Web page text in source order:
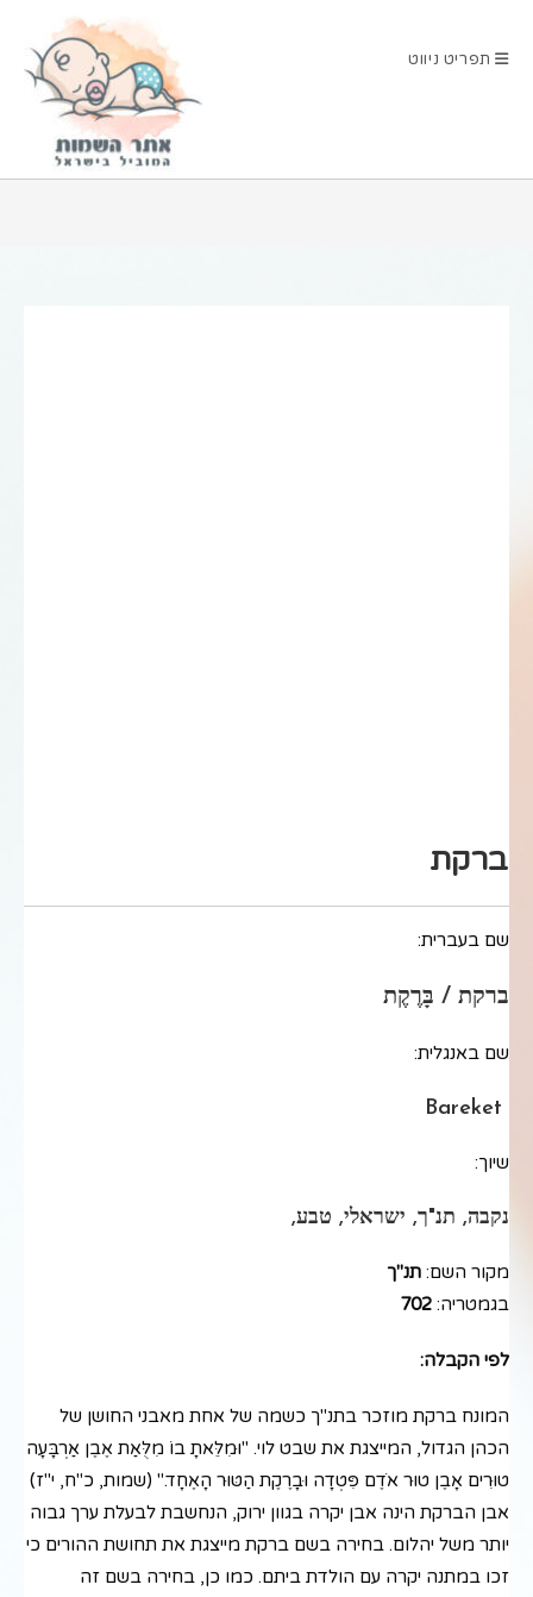
תפריט ניווט
ברקת
שם בעברית:
ברקת / בָּרֶקֶת
שם באנגלית:
שיוך:
נקבה, תנ"ך, ישראלי, טבע,
מקור השם: תנ"ך
בגמטריה: 702
לפי הקבלה:
המונח ברקת מוזכר בתנ"ך כשמה של אחת מאבני החושן של
הכהן הגדול, המייצגת את שבט לוי. "וּמִלֵּאתָ בוֹ מִלֻּאַת אֶבֶן אַרְבָּעָה
טוּרִים אָבֶן טוּר אֹדֶם פִּטְדָה וּבָרֶקֶת הַטּוּר הָאֶחָד." (שמות, כ"ח, י"ז)
אבן הברקת הינה אבן יקרה בגוון ירוק, הנחשבת לבעלת ערך גבוה
יותר משל יהלום. בחירה בשם ברקת מייצגת את תחושת ההורים כי
זכו במתנה יקרה עם הולדת ביתם. כמו כן, בחירה בשם זה